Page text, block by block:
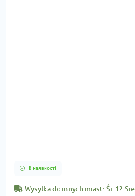
В наявності
Wysylka do innych miast: Śr 12 Sie